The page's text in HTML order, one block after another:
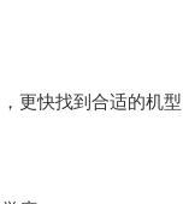
更快找到合适的机型